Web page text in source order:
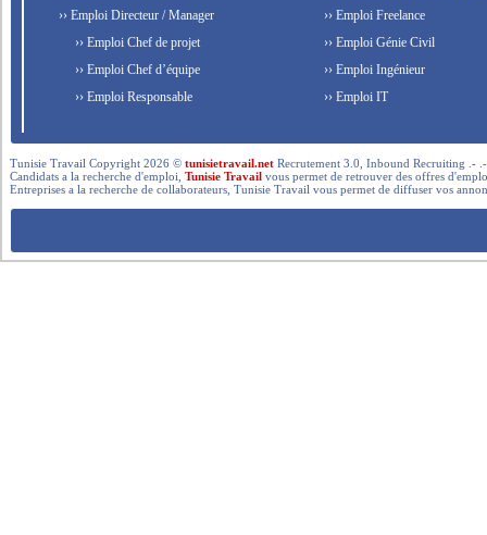
›› Emploi Directeur / Manager
›› Emploi Chef de projet
›› Emploi Chef d’équipe
›› Emploi Responsable
›› Emploi Freelance
›› Emploi Génie Civil
›› Emploi Ingénieur
›› Emploi IT
Tunisie Travail Copyright 2026 ©tunisietravail.net Recrutement 3.0, Inbound Recruiting .-
Candidats a la recherche d'emploi,Tunisie Travail vous permet de retrouver des offres
Entreprises a la recherche de collaborateurs, Tunisie Travail vous permet de diffuser vos